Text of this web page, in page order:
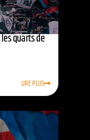
les quarts de
LIRE PLUS